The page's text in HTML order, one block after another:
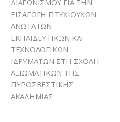
ΔΙΑΓΩΝΙΣΜΟΥ ΓΙΑ ΤΗΝ
ΕΙΣΑΓΩΓΗ ΠΤΥΧΙΟΥΧΩΝ
ΑΝΩΤΑΤΩΝ
ΕΚΠΑΙΔΕΥΤΙΚΩΝ ΚΑΙ
ΤΕΧΝΟΛΟΓΙΚΩΝ
ΙΔΡΥΜΑΤΩΝ ΣΤΗ ΣΧΟΛΗ
ΑΞΙΩΜΑΤΙΚΩΝ ΤΗΣ
ΠΥΡΟΣΒΕΣΤΙΚΗΣ
ΑΚΑΔΗΜΙΑΣ